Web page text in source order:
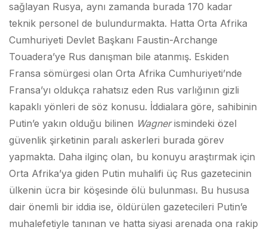
sağlayan Rusya, aynı zamanda burada 170 kadar
teknik personel de bulundurmakta. Hatta Orta Afrika
Cumhuriyeti Devlet Başkanı Faustin-Archange
Touadera’ye Rus danışman bile atanmış. Eskiden
Fransa sömürgesi olan Orta Afrika Cumhuriyeti’nde
Fransa’yı oldukça rahatsız eden Rus varlığının gizli
kapaklı yönleri de söz konusu. İddialara göre, sahibinin
Putin’e yakın olduğu bilinen Wagnerismindeki özel
güvenlik şirketinin paralı askerleri burada görev
yapmakta. Daha ilginç olan, bu konuyu araştırmak için
Orta Afrika’ya giden Putin muhalifi üç Rus gazetecinin
ülkenin ücra bir köşesinde ölü bulunması. Bu hususa
dair önemli bir iddia ise, öldürülen gazetecileri Putin’e
muhalefetiyle tanınan ve hatta siyasi arenada ona rakip